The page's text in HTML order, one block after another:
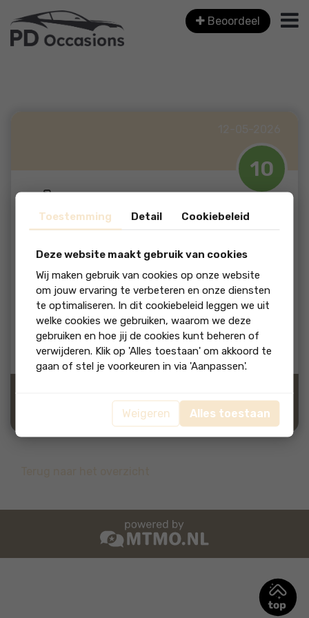
Beoordeel
10
Top bedrijf! vriendelijk, niet...
beoordeling:
Top bedrijf! vriendelijk, niet opdringerig en geen "garantie
tot aan de deur" mentaliteit. Onlangs een Ford Puma
gekocht. 2 weken na aankoop kreeg ik een storing en kon
diezelfde week nog terecht om er even naar te laten kijken.
Toestemming Detail Cookiebeleid
Deze website maakt gebruik van cookies
Wij maken gebruik van cookies op onze website
om jouw ervaring te verbeteren en onze diensten
te optimaliseren. In dit cookiebeleid leggen we uit
welke cookies we gebruiken, waarom we deze
gebruiken en hoe jij de cookies kunt beheren of
verwijderen. Klik op 'Alles toestaan' om akkoord te
gaan of stel je voorkeuren in via 'Aanpassen'.
Weigeren Alles toestaan